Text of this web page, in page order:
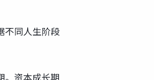
不同人生阶段